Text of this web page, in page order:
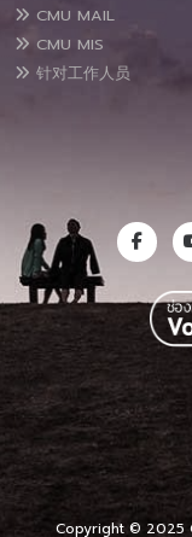
CMU MAIL
CMU MIS
针对工作人员
Copyright © 2025